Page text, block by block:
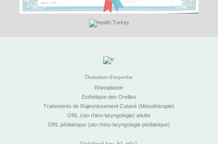
Domaines d'expertise
Rhinoplastie
Esthétique des Oreilles
Traitements de Rajeunissement Cutané (Mésothérapie)
ORL (oto-rhino-laryngologie) adulte
ORL pédiatrique (oto-rhino-laryngologie pédiatrique)